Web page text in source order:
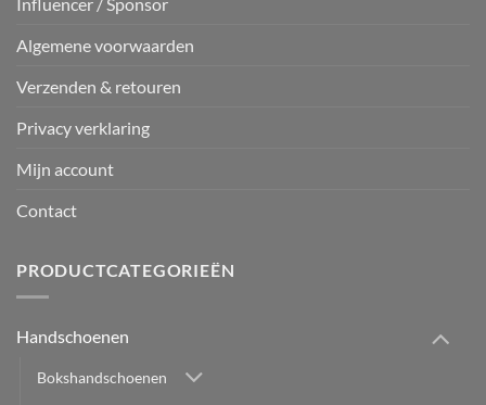
Algemene voorwaarden
Verzenden & retouren
Privacy verklaring
Mijn account
Contact
PRODUCTCATEGORIEËN
Handschoenen
Bokshandschoenen